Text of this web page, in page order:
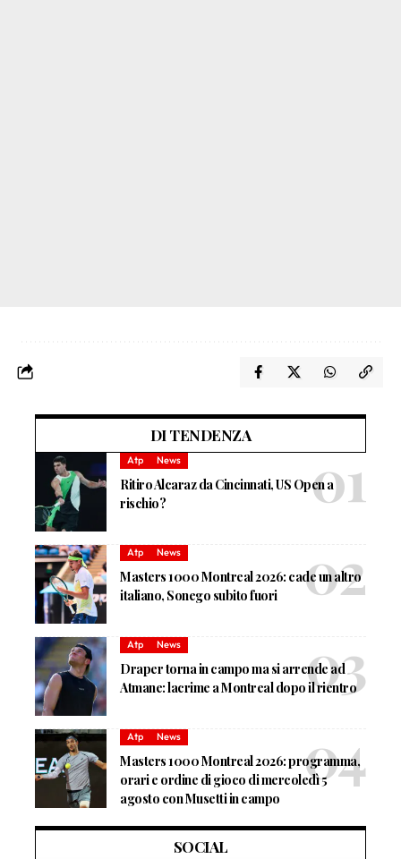
DI TENDENZA
Atp News
Ritiro Alcaraz da Cincinnati, US Open a
rischio?
Atp News
Masters 1000 Montreal 2026: cade un altro
italiano, Sonego subito fuori
Atp News
Draper torna in campo ma si arrende ad
Atmane: lacrime a Montreal dopo il rientro
Atp News
Masters 1000 Montreal 2026: programma,
orari e ordine di gioco di mercoledì 5
agosto con Musetti in campo
SOCIAL